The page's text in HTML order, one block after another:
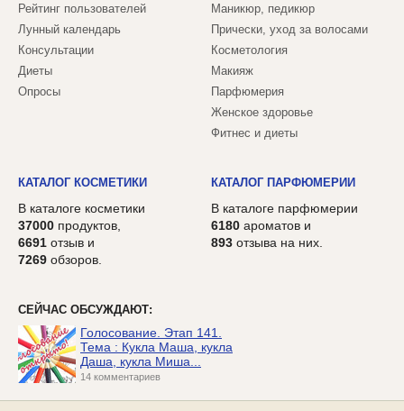
Рейтинг пользователей
Лунный календарь
Консультации
Диеты
Опросы
Маникюр, педикюр
Прически, уход за волосами
Косметология
Макияж
Парфюмерия
Женское здоровье
Фитнес и диеты
КАТАЛОГ КОСМЕТИКИ
В каталоге косметики
37000 продуктов,
6691 отзыв и
7269 обзоров.
КАТАЛОГ ПАРФЮМЕРИИ
В каталоге парфюмерии
6180 ароматов и
893 отзыва на них.
СЕЙЧАС ОБСУЖДАЮТ:
Голосование. Этап 141.
Тема : Кукла Маша, кукла
Даша, кукла Миша...
14 комментариев